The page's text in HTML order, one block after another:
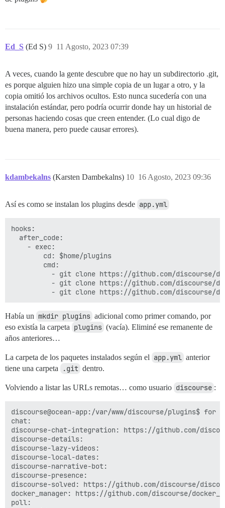
Ed_S (Ed S) 11 Agosto, 2023 07:39
9
A veces, cuando la gente descubre que no hay un subdirectorio .git,
es porque alguien hizo una simple copia de un lugar a otro, y la
copia omitió los archivos ocultos. Esto nunca sucedería con una
instalación estándar, pero podría ocurrir donde hay un historial de
personas haciendo cosas que creen entender. (Lo cual digo de
buena manera, pero puede causar errores).
kdambekalns (Karsten Dambekalns) 16 Agosto, 2023 09:36
10
Así es como se instalan los plugins desde app.yml
hooks:
  after_code:
    - exec:
        cd: $home/plugins
        cmd:
- git clone https://github.com/discourse/
- git clone https://github.com/discourse/
Había un mkdir plugins adicional como primer comando, por
eso existía la carpeta plugins (vacía). Eliminé ese remanente de
años anteriores…
La carpeta de los paquetes instalados según el app.yml anterior
tiene una carpeta
.git dentro.
Volviendo a listar las URLs remotas… como usuario discourse :
discourse@ocean-app:/var/www/discourse/
chat:
discourse-chat-integration: https://github.com/
discourse-details:
discourse-lazy-videos:
discourse-local-dates:
discourse-narrative-bot:
discourse-presence:
discourse-solved: https://github.com/discourse/
docker_manager: https://github.com/discourse/
poll: